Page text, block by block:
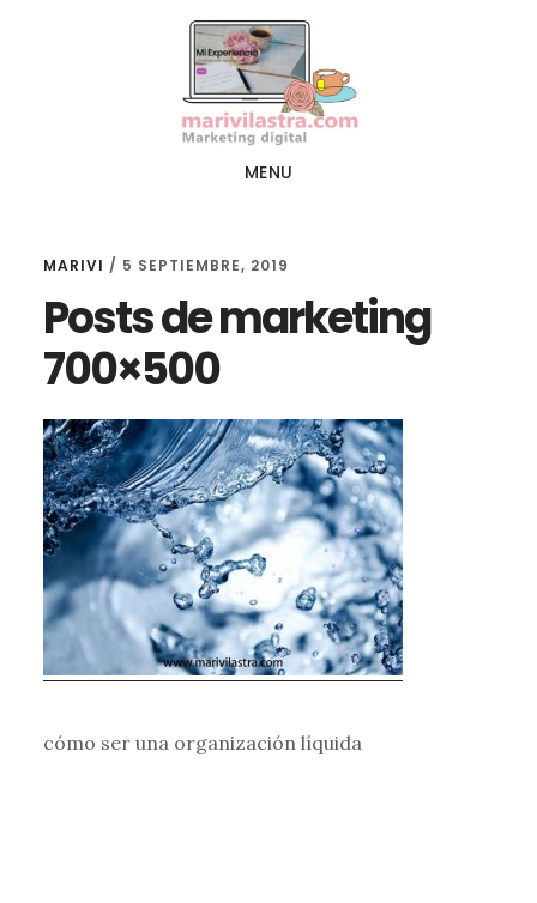
MENU
MARIVI / 5 SEPTIEMBRE, 2019
Posts de marketing
700×500
cómo ser una organización líquida